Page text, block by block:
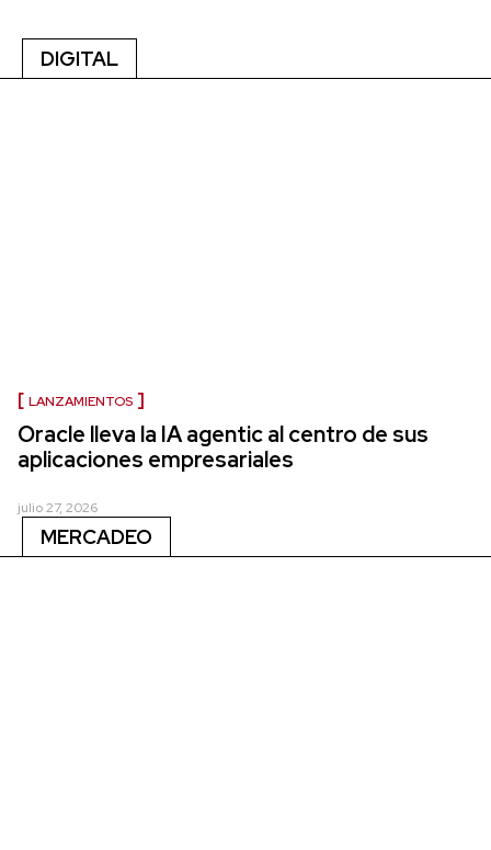
DIGITAL
LANZAMIENTOS
Oracle lleva la IA agentic al centro de sus
aplicaciones empresariales
julio 27, 2026
MERCADEO